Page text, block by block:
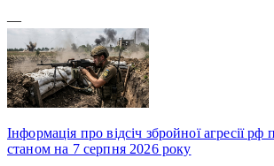
—
Інформація про відсіч збройної агресії рф
станом на 7 серпня 2026 року